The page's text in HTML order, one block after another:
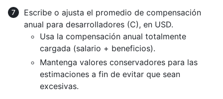
Escribe o ajusta el promedio de compensación
anual para desarrolladores (C), en USD.
Usa la compensación anual totalmente
cargada (salario + beneficios).
Mantenga valores conservadores para las
estimaciones a fin de evitar que sean
excesivas.